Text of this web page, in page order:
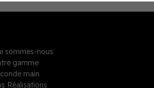
sommes-nous
gamme
main
Réalisations